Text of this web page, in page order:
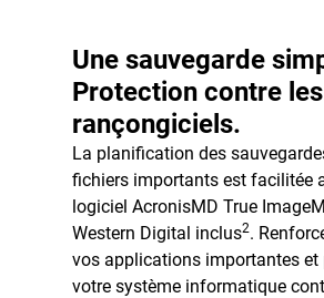
Une sauvegarde
Protection contre les
rançongiciels.
La planification des
fichiers importants est facilitée
logiciel AcronisMD True
Western Digital inclus2.
vos applications importantes et
votre système informatique